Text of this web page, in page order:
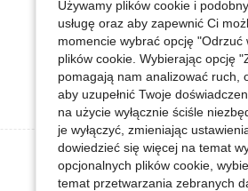
Zobacz Więcej Opinii
Używamy plików cookie i
usługę oraz aby zapewnić Ci
momencie wybrać opcję
plików cookie. Wybierając opcję
pomagają nam analizować ruch,
aby uzupełnić Twoje
na użycie wyłącznie ściśle
je wyłączyć, zmieniając
dowiedzieć się więcej na temat
opcjonalnych plików cookie,
temat przetwarzania zebranych